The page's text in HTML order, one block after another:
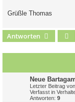
Grüßle Thomas
Antworten
Neue
Letzter Beitrag von
Verfasst in
Antworten: 9